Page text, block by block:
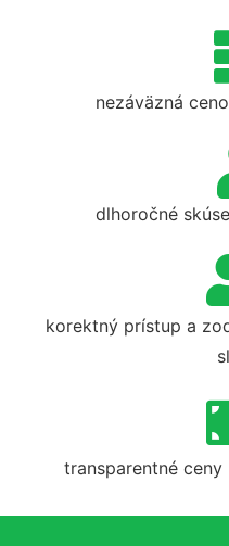
nezáväzná
dlhoročné
korektný prístup a
transparentné